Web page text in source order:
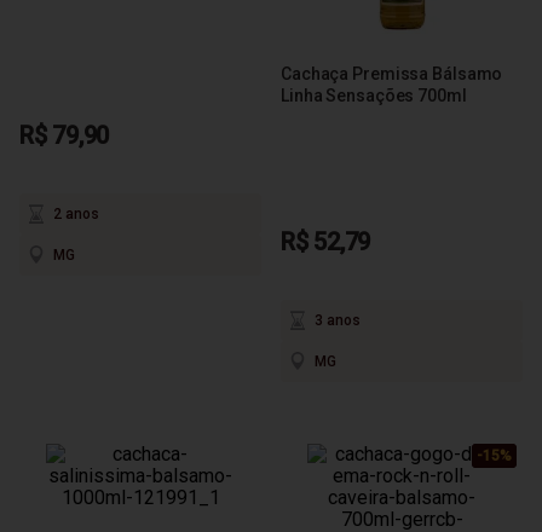
R$ 79,90
2 anos
MG
Cachaça Premissa Bálsamo
Linha Sensações 700ml
R$ 52,79
3 anos
MG
-15%
-15%
-15%